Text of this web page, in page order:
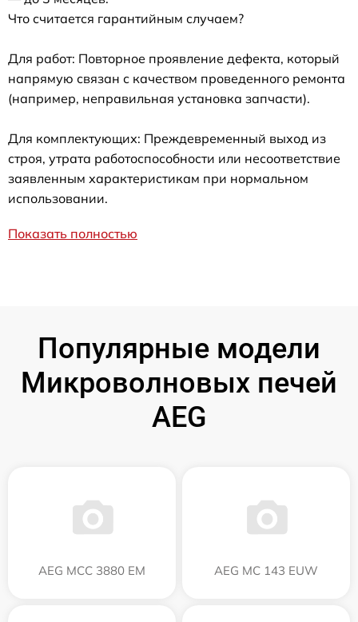
Что считается гарантийным случаем?
Для работ: Повторное проявление дефекта, который
напрямую связан с качеством проведенного ремонта
(например, неправильная установка запчасти).
Для комплектующих: Преждевременный выход из
строя, утрата работоспособности или несоответствие
заявленным характеристикам при нормальном
использовании.
Показать полностью
Популярные модели
Микроволновых печей
AEG
AEG MCC 3880 EM AEG MC 143 EUW